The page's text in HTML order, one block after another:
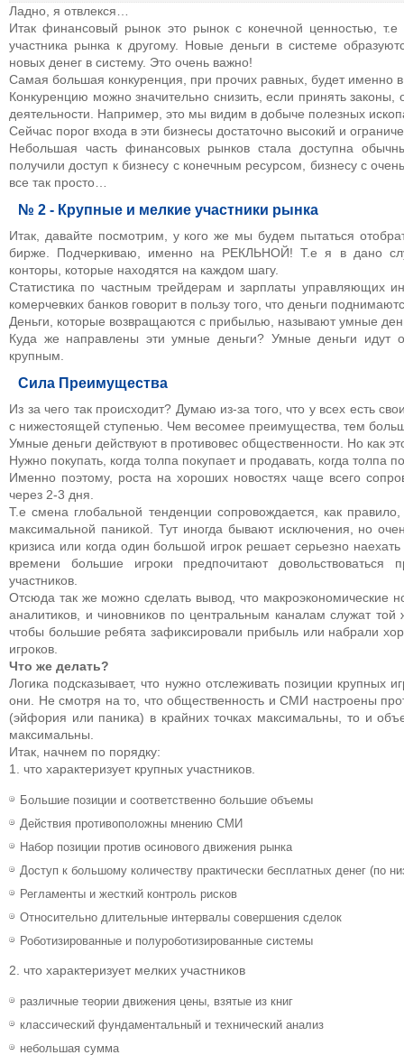
Ладно, я отвлекся…
Итак финансовый рынок это рынок с конечной ценностью, т.е
участника рынка к другому. Новые деньги в системе
новых денег в систему. Это очень важно!
Самая большая конкуренция, при прочих равных, будет именно
Конкуренцию можно значительно снизить, если принять
деятельности. Например, это мы видим в добыче полезных
Сейчас порог входа в эти бизнесы достаточно высокий и
Небольшая часть финансовых рынков стала доступна
получили доступ к бизнесу с конечным ресурсом, бизнесу с
все так просто…
№ 2 - Крупные и мелкие участники рынка
Итак, давайте посмотрим, у кого же мы будем пытаться
бирже. Подчеркиваю, именно на РЕКЛЬНОЙ! Т.е я в дано
конторы, которые находятся на каждом шагу.
Статистика по частным трейдерам и зарплаты управляющих
комерчевких банков говорит в пользу того, что деньги
Деньги, которые возвращаются с прибылью, называют умные
Куда же направлены эти умные деньги? Умные деньги идут
крупным.
Сила Преимущества
Из за чего так происходит? Думаю из-за того, что у всех есть
с нижестоящей ступенью. Чем весомее преимущества, тем
Умные деньги действуют в противовес общественности. Но как
Нужно покупать, когда толпа покупает и продавать, когда толпа
Именно поэтому, роста на хороших новостях чаще всего
через 2-3 дня.
Т.е смена глобальной тенденции сопровождается, как
максимальной паникой. Тут иногда бывают исключения, но
кризиса или когда один большой игрок решает серьезно
времени большие игроки предпочитают
участников.
Отсюда так же можно сделать вывод, что макроэкономические
аналитиков, и чиновников по центральным каналам служат
чтобы большие ребята зафиксировали прибыль или набрали
игроков.
Что же делать?
Логика подсказывает, что нужно отслеживать позиции крупных
они. Не смотря на то, что общественность и СМИ настроены
(эйфория или паника) в крайних точках максимальны, то и
максимальны.
Итак, начнем по порядку:
1. что характеризует крупных участников.
Большие позиции и соответственно большие объемы
Действия противоположны мнению СМИ
Набор позиции против осинового движения рынка
Доступ к большому количеству практически бесплатных денег (по
Регламенты и жесткий контроль рисков
Относительно длительные интервалы совершения сделок
Роботизированные и полуроботизированные системы
2. что характеризует мелких участников
различные теории движения цены, взятые из книг
классический фундаментальный и технический анализ
небольшая сумма